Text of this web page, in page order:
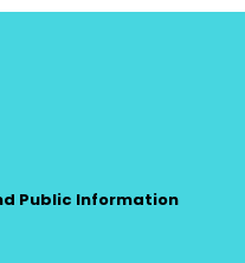
Public Information